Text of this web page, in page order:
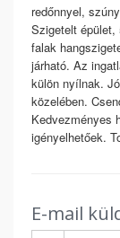
redőnnyel,
Szigetelt
falak
járható. Az
külön nyílnak.
közelében.
Kedvezményes
igényelhetőek.
E-mail